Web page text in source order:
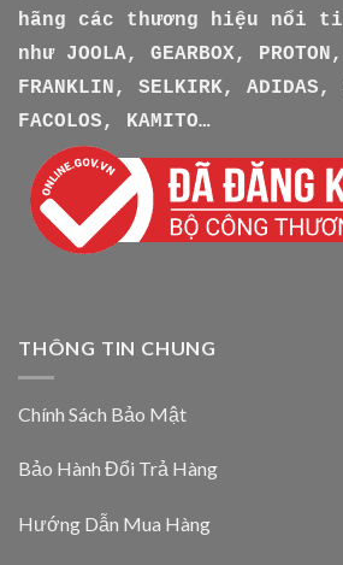
hãng các thương hiệu nổi
như
JOOLA, GEARBOX,
FRANKLIN, SELKIRK, ADIDAS,
FACOLOS, KAMITO…
THÔNG TIN CHUNG
Chính Sách Bảo Mật
Bảo Hành Đổi Trả Hàng
Hướng Dẫn Mua Hàng